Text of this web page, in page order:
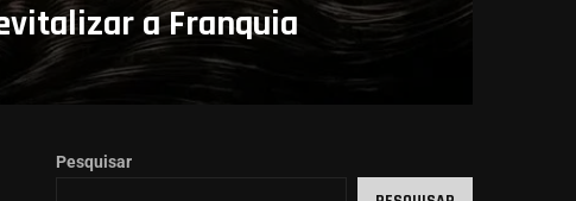
a Franquia
Pesquisar